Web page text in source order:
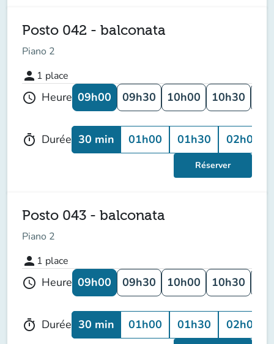
Posto 042 - balconata
Piano 2
person 1 place
schedule Heure 09h00 09h30 10h00 10h30
timer Durée 30 min 01h00 01h30 02h00
Réserver
Posto 043 - balconata
Piano 2
person 1 place
schedule Heure 09h00 09h30 10h00 10h30
timer Durée 30 min 01h00 01h30 02h00